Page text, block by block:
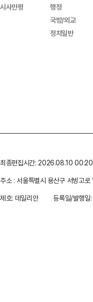
시사만평
행정
국방/외교
정치일반
최종편집시간: 2026.08.10 00:20
주소 : 서울특별시 용산구 서빙고
제호: 데일리안
등록일/발행